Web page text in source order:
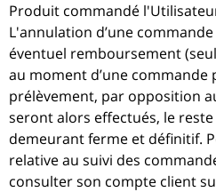
Produit commandé
L'annulation d’une
éventuel remboursement
au moment d’une
prélèvement, par opposition
seront alors effectués, le
demeurant ferme et définitif.
relative au suivi des
consulter son compte client